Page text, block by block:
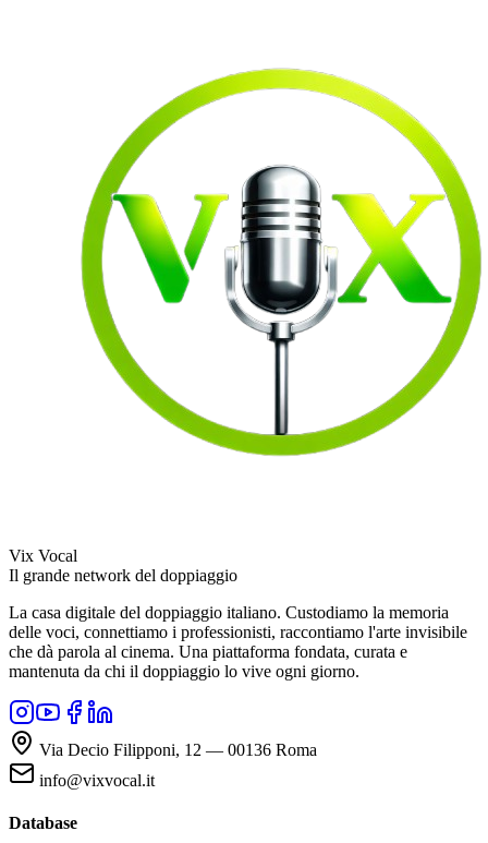
Vix Vocal
Il grande network del doppiaggio
La casa digitale del doppiaggio italiano. Custodiamo la memoria
delle voci, connettiamo i professionisti, raccontiamo l'arte invisibile
che dà parola al cinema. Una piattaforma fondata, curata e
mantenuta da chi il doppiaggio lo vive ogni giorno.
Via Decio Filipponi, 12 — 00136 Roma
info@vixvocal.it
Database